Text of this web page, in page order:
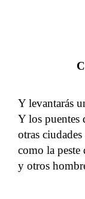
Y levantarás
Y los puentes
otras ciudades
como la peste
y otros